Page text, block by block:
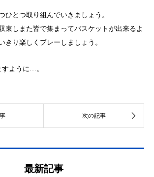
ひとつ取り組んでいきましょう。
束しまた皆で集まってバスケットが出来るよ
きり楽しくプレーしましょう。
すように…。
最新記事